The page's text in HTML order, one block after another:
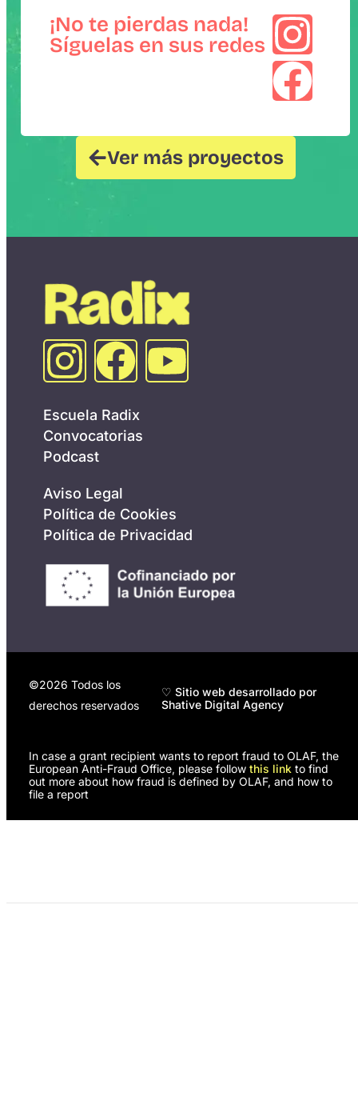
¡No te pierdas nada!
Síguelas en sus redes
Ver más proyectos
Escuela Radix
Convocatorias
Podcast
Aviso Legal
Política de Cookies
Política de Privacidad
©2026 Todos los
derechos reservados
♡ Sitio web desarrollado por
Shative Digital Agency
In case a grant recipient wants to report fraud to OLAF, the
European Anti-Fraud Office, please follow this link to find
out more about how fraud is defined by OLAF, and how to
file a report